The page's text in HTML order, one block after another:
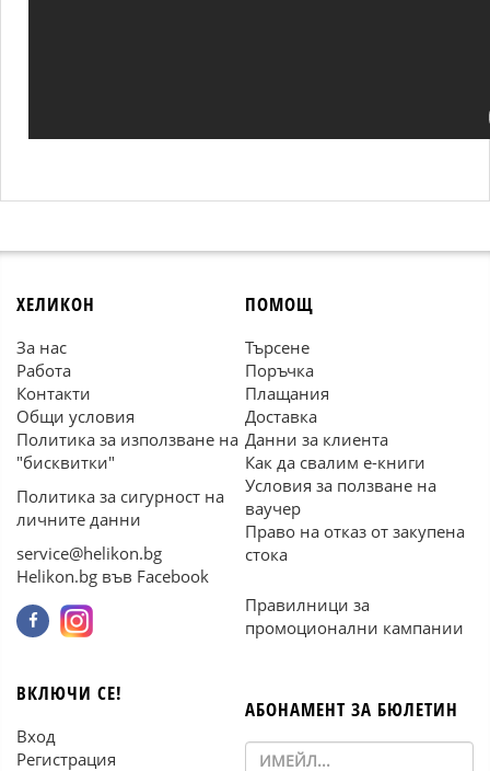
ХЕЛИКОН
За нас
Работа
Контакти
Общи условия
Политика за използване на
"бисквитки"
Политика за сигурност на
личните данни
service@helikon.bg
Helikon.bg във Facebook
ПОМОЩ
Търсене
Поръчка
Плащания
Доставка
Данни за клиента
Как да свалим е-книги
Условия за ползване на
ваучер
Право на отказ от закупена
стока
Правилници за
промоционални кампании
ВКЛЮЧИ СЕ!
Вход
Регистрация
АБОНАМЕНТ ЗА БЮЛЕТИН